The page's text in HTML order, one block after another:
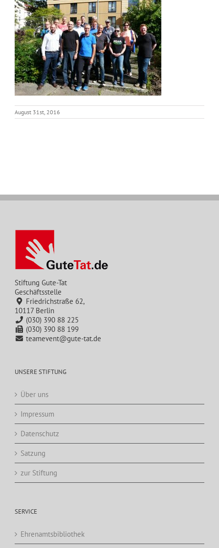
August 31st, 2016
Stiftung Gute-Tat
Geschäftsstelle
Friedrichstraße 62,
10117 Berlin
(030) 390 88 225
(030) 390 88 199
teamevent@gute-tat.de
UNSERE STIFTUNG
Über uns
Impressum
Datenschutz
Satzung
zur Stiftung
SERVICE
Ehrenamtsbibliothek